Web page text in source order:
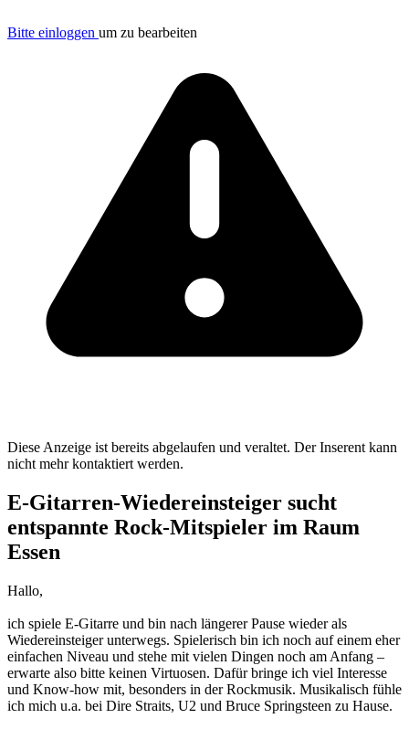
Bitte einloggen um zu bearbeiten
Diese Anzeige ist bereits abgelaufen und veraltet. Der Inserent kann
nicht mehr kontaktiert werden.
E‑Gitarren‑Wiedereinsteiger sucht
entspannte Rock-Mitspieler im Raum
Essen
Hallo,
ich spiele E-Gitarre und bin nach längerer Pause wieder als
Wiedereinsteiger unterwegs. Spielerisch bin ich noch auf einem eher
einfachen Niveau und stehe mit vielen Dingen noch am Anfang –
erwarte also bitte keinen Virtuosen. Dafür bringe ich viel Interesse
und Know-how mit, besonders in der Rockmusik. Musikalisch fühle
ich mich u.a. bei Dire Straits, U2 und Bruce Springsteen zu Hause.